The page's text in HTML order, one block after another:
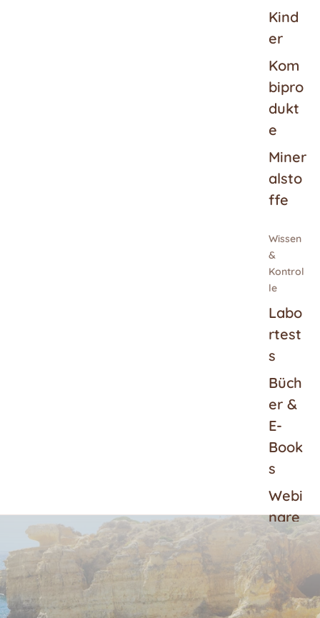
Kind
er
Kom
bipro
dukt
e
Miner
alsto
ffe
Wissen
&
Kontrol
le
Labo
rtest
s
Büch
er &
E-
Book
s
Webi
nare
Gesc
henk
guts